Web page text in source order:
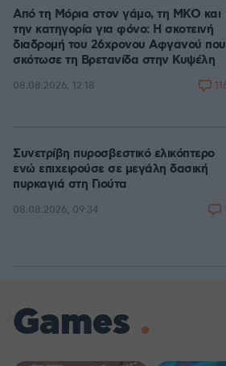
Από τη Μόρια στον γάμο, τη ΜΚΟ και
την κατηγορία για φόνο: Η σκοτεινή
διαδρομή του 26χρονου Αφγανού που
σκότωσε τη Βρετανίδα στην Κυψέλη
08.08.2026, 12:18
Συνετρίβη πυροσβεστικό ελικόπτερο
ενώ επιχειρούσε σε μεγάλη δασική
πυρκαγιά στη Γιούτα
08.08.2026, 09:34 1
Games